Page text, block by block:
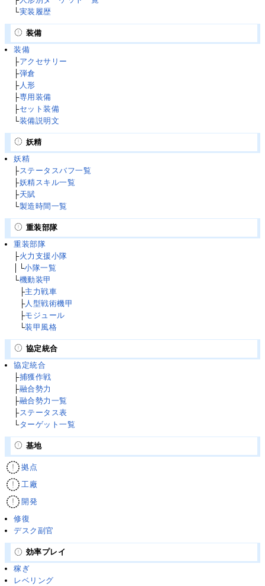
└実装履歴
装備
装備
├アクセサリー
├弾倉
├人形
├専用装備
├セット装備
└装備説明文
妖精
妖精
├ステータスバフ一覧
├妖精スキル一覧
├天賦
└製造時間一覧
重装部隊
重装部隊
├火力支援小隊
│└小隊一覧
└機動装甲
├主力戦車
├人型戦術機甲
├モジュール
└装甲風格
協定統合
協定統合
├捕獲作戦
├融合勢力
├融合勢力一覧
├ステータス表
└ターゲット一覧
基地
拠点
工廠
開発
修復
デスク副官
効率プレイ
稼ぎ
レベリング